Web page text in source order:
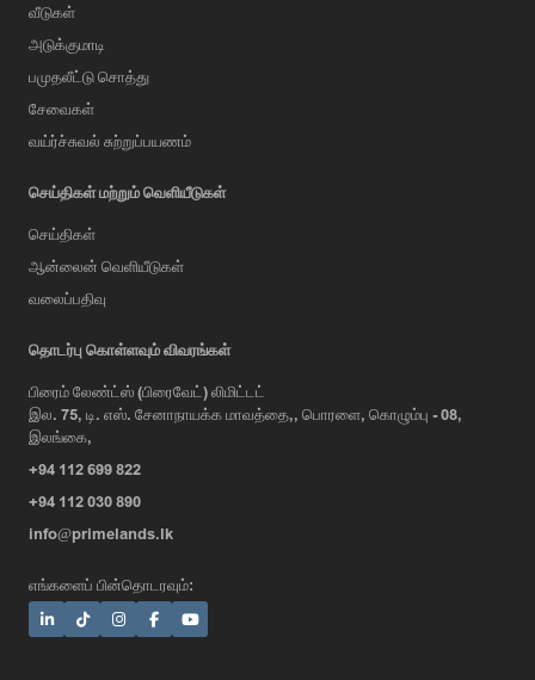
வீடுகள்
அடுக்குமாடி
பமுதலீட்டு சொத்து
சேவைகள்
வய்ர்ச்சுவல் சுற்றுப்பயணம்
செய்திகள் மற்றும் வெளியீடுகள்
செய்திகள்
ஆன்லைன் வெளியீடுகள்
வலைப்பதிவு
தொடர்பு கொள்ளவும் விவரங்கள்
பிரைம் லேண்ட்ஸ் (பிரைவேட்) லிமிட்டட்
இல. 75, டி. எஸ். சேனாநாயக்க மாவத்தை,, பொரளை, கொழும்பு - 08,
இலங்கை,
+94 112 699 822
+94 112 030 890
info@primelands.lk
எங்களைப் பின்தொடரவும்: